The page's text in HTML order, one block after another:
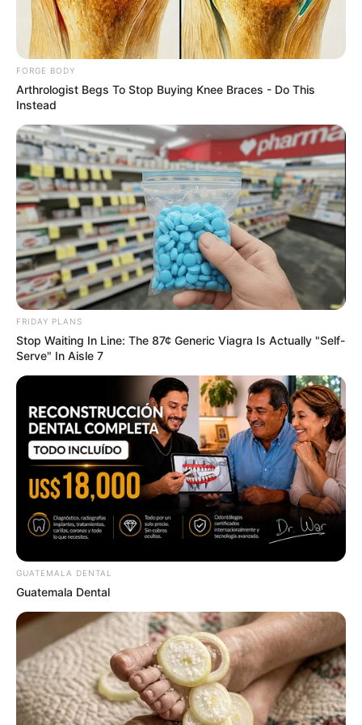
Men 45+ Are Trying This To Perform Better
MEDVI
Remember Hensel Twins? Grab Tissues Before You
See Them Now
Everybody Wanted To Date Her In The 80s & This Is
Her Recently
BUZZ DAY
FORGE BODY
Arthrologist Begs To Stop Buying Knee Braces - Do This
Instead
FRIDAY PLANS
Stop Waiting In Line: The 87¢ Generic Viagra Is Actually "Self-
Serve" In Aisle 7
GUATEMALA DENTAL
Guatemala Dental